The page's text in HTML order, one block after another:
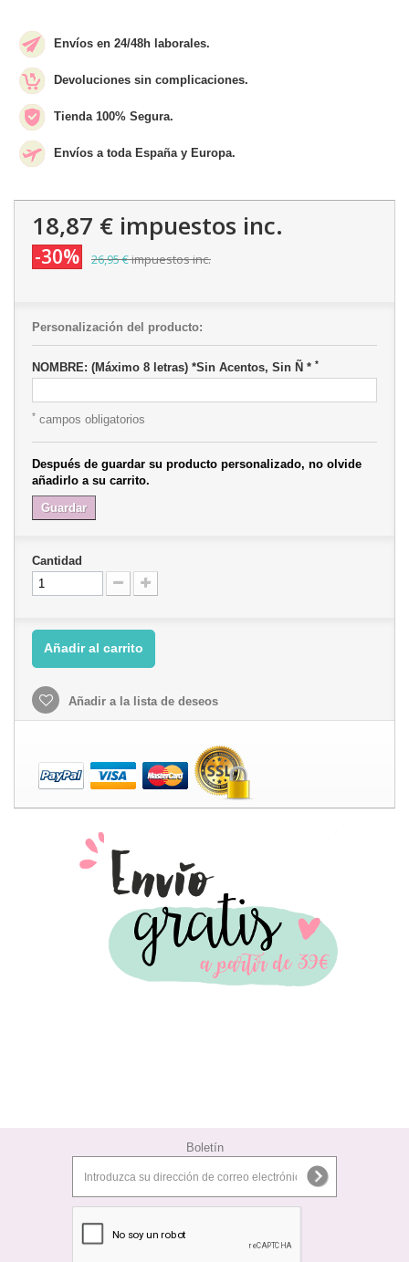
Envíos en 24/48h laborales.
Devoluciones sin complicaciones.
Tienda 100% Segura.
Envíos a toda España y Europa.
18,87 € impuestos inc.
-30% 26,95 €impuestos inc.
Personalización del producto:
NOMBRE: (Máximo 8 letras) *Sin Acentos, Sin Ñ * *
* campos obligatorios
Después de guardar su producto personalizado, no olvide
añadirlo a su carrito.
Guardar
Cantidad
Añadir al carrito
Añadir a la lista de deseos
Boletín